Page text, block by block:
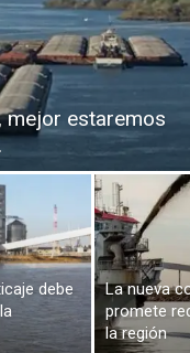
mejor estaremos
debe
La nueva
promete
la región